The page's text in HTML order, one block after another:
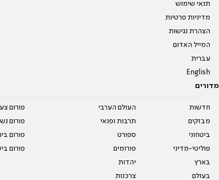
תנאי שימוש
מדיניות פרטיות
הצהרת נגישות
המייל האדום
עברית
English
מדורים
חדשות
מבזקים
ביטחוני
פוליטי-מדיני
בארץ
בעולם
העולם הערבי
תרבות ופנאי
ספורט
פורומים
יהדות
צרכנות
פורום
פורום
פורום
פורום